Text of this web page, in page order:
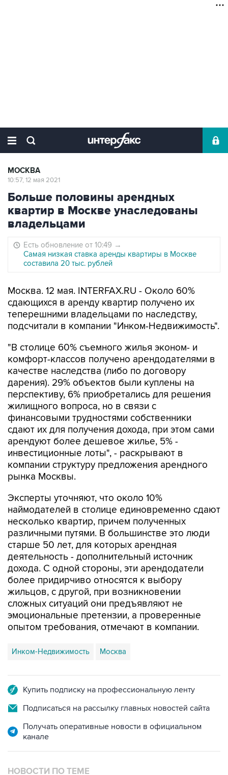
МОСКВА
10:57, 12 мая 2021
Больше половины арендных
квартир в Москве унаследованы
владельцами
Есть обновление от 10:49 →
Самая низкая ставка аренды квартиры в Москве
составила 20 тыс. рублей
Москва. 12 мая. INTERFAX.RU - Около 60%
сдающихся в аренду квартир получено их
теперешними владельцами по наследству,
подсчитали в компании "Инком-Недвижимость".
"В столице 60% съемного жилья эконом- и
комфорт-классов получено арендодателями в
качестве наследства (либо по договору
дарения). 29% объектов были куплены на
перспективу, 6% приобретались для решения
жилищного вопроса, но в связи с
финансовыми трудностями собственники
сдают их для получения дохода, при этом сами
арендуют более дешевое жилье, 5% -
инвестиционные лоты", - раскрывают в
компании структуру предложения арендного
рынка Москвы.
Эксперты уточняют, что около 10%
наймодателей в столице единовременно сдают
несколько квартир, причем полученных
различными путями. В большинстве это люди
старше 50 лет, для которых арендная
деятельность - дополнительный источник
дохода. С одной стороны, эти арендодатели
более придирчиво относятся к выбору
жильцов, с другой, при возникновении
сложных ситуаций они предъявляют не
эмоциональные претензии, а проверенные
опытом требования, отмечают в компании.
Инком-Недвижимость Москва
Купить подписку на профессиональную ленту
Подписаться на рассылку главных новостей сайта
Получать оперативные новости в официальном
канале
НОВОСТИ ПО ТЕМЕ